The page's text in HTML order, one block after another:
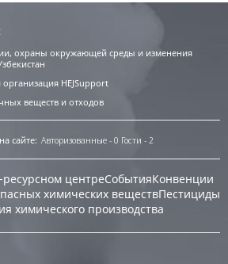
охраны окружающей среды и изменения
HEJSupport
веществ и отходов
сайте: Авторизованные - 0 Гости - 2
центреСобытияКонвенции
химических веществПестициды
химического производства